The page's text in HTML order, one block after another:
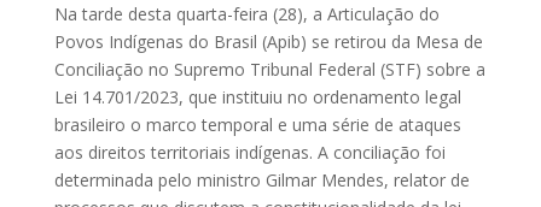
Na tarde desta quarta-feira (28), a Articulação do
Povos Indígenas do Brasil (Apib) se retirou da Mesa de
Conciliação no Supremo Tribunal Federal (STF) sobre a
Lei 14.701/2023, que instituiu no ordenamento legal
brasileiro o marco temporal e uma série de ataques
aos direitos territoriais indígenas. A conciliação foi
determinada pelo ministro Gilmar Mendes, relator de